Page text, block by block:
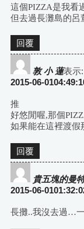
這個PIZZA是我看
但去過長灘島的呂
回覆
敦 小 蓮表示:
2015-06-
推
好悠閒喔,那個
如果能在這裡渡假
回覆
貴五塊的曼
2015-06-
長攤..我沒去過…